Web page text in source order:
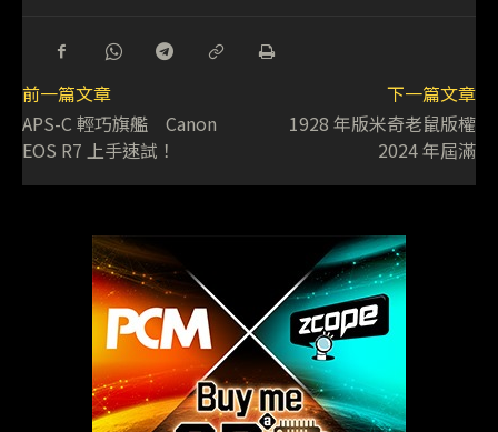
前一篇文章
APS-C 輕巧旗艦 Canon
EOS R7 上手速試！
下一篇文章
1928 年版米奇老鼠版權
2024 年屆滿